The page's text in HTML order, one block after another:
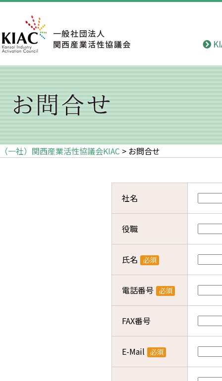
（一社）関西産業活性協議会KIAC > お問合せ
社名
役職
氏名 必須
電話番号 必須
FAX番号
E-Mail 必須